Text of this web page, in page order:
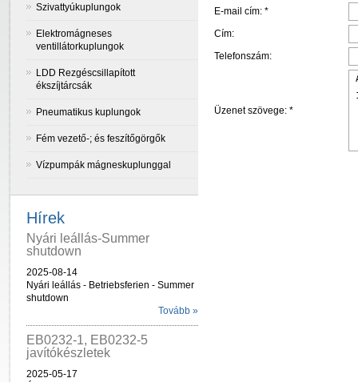
Szivattyúkuplungok
Elektromágneses
ventillátorkuplungok
LDD Rezgéscsillapított
ékszíjtárcsák
Pneumatikus kuplungok
Fém vezető-; és feszítőgörgők
Vízpumpák mágneskuplunggal
Hírek
Nyári leállás-Summer
shutdown
2025-08-14
Nyári leállás - Betriebsferien - Summer
shutdown
Tovább »
EB0232-1, EB0232-5
javítókészletek
2025-05-17
E-mail cím: *
Cím:
Telefonszám:
Üzenet szövege: *